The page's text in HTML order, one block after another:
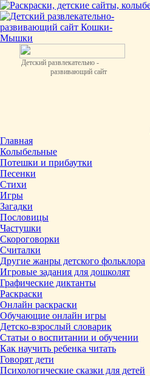
Детский развлекательно -
развивающий сайт
Главная
Колыбельные
Потешки и прибаутки
Песенки
Стихи
Игры
Загадки
Пословицы
Частушки
Скороговорки
Считалки
Другие жанры детского фольклора
Игровые задания для дошколят
Графические диктанты
Раскраски
Онлайн раскраски
Обучающие онлайн игры
Детско-взрослый словарик
Статьи о воспитании и обучении
Как научить ребенка читать
Говорят дети
Психологические сказки для детей